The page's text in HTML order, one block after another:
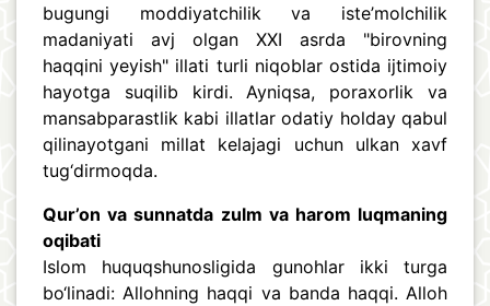
bugungi moddiyatchilik va iste’molchilik
madaniyati avj olgan XXI asrda "birovning
haqqini yeyish" illati turli niqoblar ostida ijtimoiy
hayotga suqilib kirdi. Ayniqsa, poraxorlik va
mansabparastlik kabi illatlar odatiy holday qabul
qilinayotgani millat kelajagi uchun ulkan xavf
tug‘dirmoqda.
Qur’on va sunnatda zulm va harom luqmaning
oqibati
Islom huquqshunosligida gunohlar ikki turga
bo‘linadi: Allohning haqqi va banda haqqi. Alloh